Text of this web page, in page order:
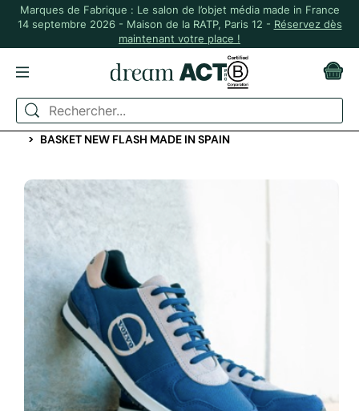
Marques de Fabrique : Le salon de l’objet média made in France
14 septembre 2026 - Maison de la RATP, Paris 12 - Réservez dès
maintenant votre place !
ACCUEIL
ACCESSOIRES TEXTILES
CHAUSSURES ET CHAUSSETTES
BASKET NEW FLASH MADE IN SPAIN